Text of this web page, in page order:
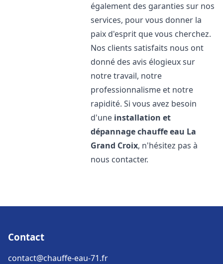
également des garanties sur nos
services, pour vous donner la
paix d'esprit que vous cherchez.
Nos clients satisfaits nous ont
donné des avis élogieux sur
notre travail, notre
professionnalisme et notre
rapidité. Si vous avez besoin
d'une installation et
dépannage chauffe eau La
Grand Croix, n'hésitez pas à
nous contacter.
Contact
contact@chauffe-eau-71.fr